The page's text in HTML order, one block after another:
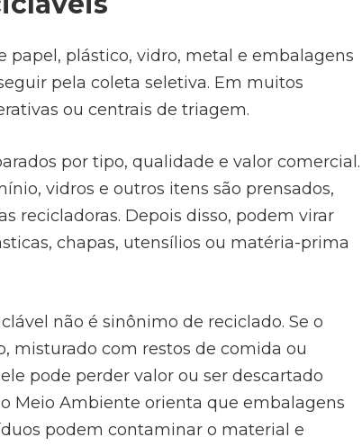
papel, plástico, vidro, metal e embalagens
pela coleta seletiva. Em muitos
ou centrais de triagem.
por tipo, qualidade e valor comercial.
vidros e outros itens são prensados,
recicladoras. Depois disso, podem virar
chapas, utensílios ou matéria-prima
não é sinônimo de reciclado. Se o
misturado com restos de comida ou
pode perder valor ou ser descartado
Meio Ambiente orienta que embalagens
podem contaminar o material e